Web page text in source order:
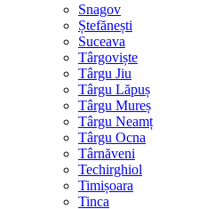
Snagov
Ștefănești
Suceava
Târgoviște
Târgu Jiu
Târgu Lăpuș
Târgu Mureș
Târgu Neamț
Târgu Ocna
Târnăveni
Techirghiol
Timișoara
Tinca